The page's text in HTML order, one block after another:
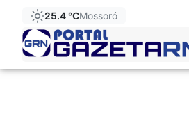
25.4 °CMossoró